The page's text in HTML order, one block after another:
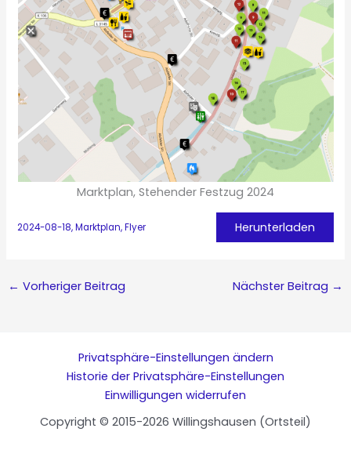
Marktplan, Stehender Festzug 2024
2024-08-18, Marktplan, Flyer Herunterladen
← Vorheriger Beitrag Nächster Beitrag →
Privatsphäre-Einstellungen ändern
Historie der Privatsphäre-Einstellungen
Einwilligungen widerrufen
Copyright © 2015-2026 Willingshausen (Ortsteil)